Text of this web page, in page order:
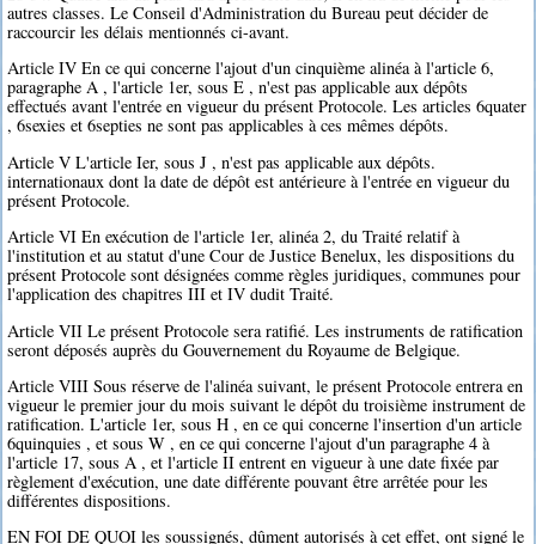
autres classes. Le Conseil d'Administration du Bureau peut décider de
raccourcir les délais mentionnés ci-avant.
Article IV En ce qui concerne l'ajout d'un cinquième alinéa à l'article 6,
paragraphe A , l'article 1er, sous E , n'est pas applicable aux dépôts
effectués avant l'entrée en vigueur du présent Protocole. Les articles 6quater
, 6sexies et 6septies ne sont pas applicables à ces mêmes dépôts.
Article V L'article Ier, sous J , n'est pas applicable aux dépôts.
internationaux dont la date de dépôt est antérieure à l'entrée en vigueur du
présent Protocole.
Article VI En exécution de l'article 1er, alinéa 2, du Traité relatif à
l'institution et au statut d'une Cour de Justice Benelux, les dispositions du
présent Protocole sont désignées comme règles juridiques, communes pour
l'application des chapitres III et IV dudit Traité.
Article VII Le présent Protocole sera ratifié. Les instruments de ratification
seront déposés auprès du Gouvernement du Royaume de Belgique.
Article VIII Sous réserve de l'alinéa suivant, le présent Protocole entrera en
vigueur le premier jour du mois suivant le dépôt du troisième instrument de
ratification. L'article 1er, sous H , en ce qui concerne l'insertion d'un article
6quinquies , et sous W , en ce qui concerne l'ajout d'un paragraphe 4 à
l'article 17, sous A , et l'article II entrent en vigueur à une date fixée par
règlement d'exécution, une date différente pouvant être arrêtée pour les
différentes dispositions.
EN FOI DE QUOI les soussignés, dûment autorisés à cet effet, ont signé le